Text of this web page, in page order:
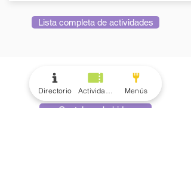
Lista completa de actividades
menús
Cocteles y bebidas
Directorio Menús